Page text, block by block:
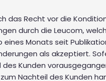
das Recht vor die
durch die Leucom,
Monats seit
als akzeptiert.
Kunden
Nachteil des Kunden